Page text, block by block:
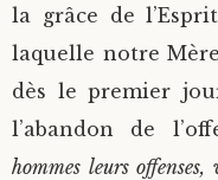
la grâce de
laquelle notre
dès le premier
l’abandon de
hommes leurs